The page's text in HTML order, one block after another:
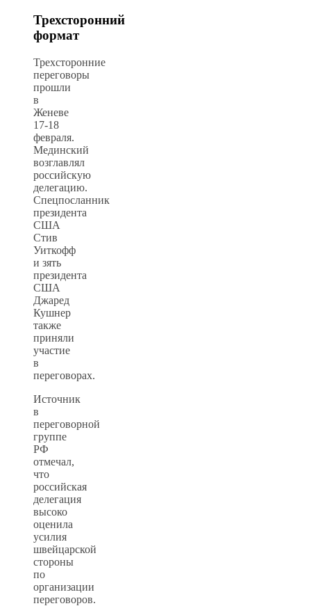
Трехсторонний
формат
Трехсторонние
переговоры
прошли
в
Женеве
17-18
февраля.
Мединский
возглавлял
российскую
делегацию.
Спецпосланник
президента
США
Стив
Уиткофф
и зять
президента
США
Джаред
Кушнер
также
приняли
участие
в
переговорах.
Источник
в
переговорной
группе
РФ
отмечал,
что
российская
делегация
высоко
оценила
усилия
швейцарской
стороны
по
организации
переговоров.